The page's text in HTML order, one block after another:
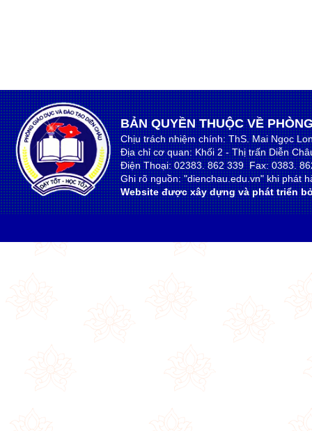
BẢN QUYỀN THUỘC VỀ
Chịu trách nhiệm chính: ThS. Mai Ngọc
Địa chỉ cơ quan: Khối 2 - Thị trấn Diễn
Điện Thoại: 02383. 862 339 Fax: 0383.
Ghi rõ nguồn: "dienchau.edu.vn" khi phát
Website được xây dựng và phát triển